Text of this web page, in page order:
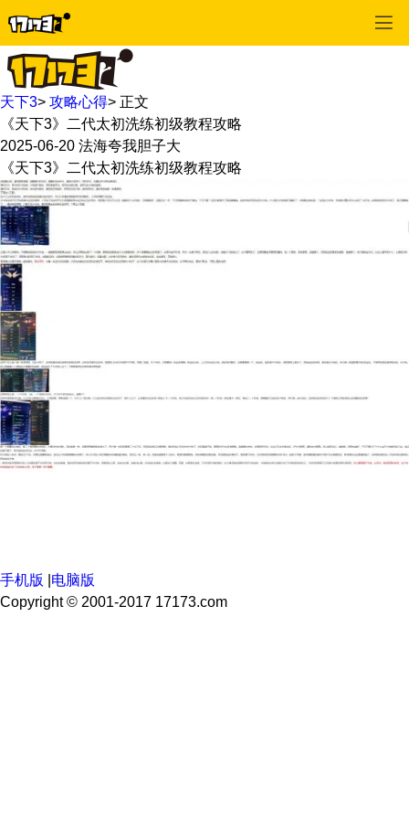
天下3> 攻略心得> 正文
《天下3》二代太初洗练初级教程攻略
2025-06-20 法海夸我胆子大
《天下3》二代太初洗练初级教程攻略
手机版
电脑版
Copyright © 2001-2017 17173.com